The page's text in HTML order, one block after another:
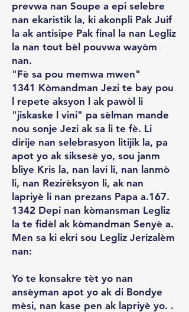
prevwa nan Soupe a epi selebre
nan ekaristik la, ki akonpli Pak Juif
la ak antisipe Pak final la nan Legliz
la nan tout bèl pouvwa wayòm
nan.
"Fè sa pou memwa mwen"
1341 Kòmandman Jezi te bay pou
l repete aksyon l ak pawòl li
"jiskaske l vini" pa sèlman mande
nou sonje Jezi ak sa li te fè. Li
dirije nan selebrasyon litijik la, pa
apot yo ak siksesè yo, sou janm
bliye Kris la, nan lavi li, nan lanmò
li, nan Rezirèksyon li, ak nan
lapriyè li nan prezans Papa a.167.
1342 Depi nan kòmansman Legliz
la te fidèl ak kòmandman Senyè a.
Men sa ki ekri sou Legliz Jerizalèm
nan:
Yo te konsakre tèt yo nan
ansèyman apot yo ak di Bondye
mèsi, nan kase pen ak lapriyè yo. .